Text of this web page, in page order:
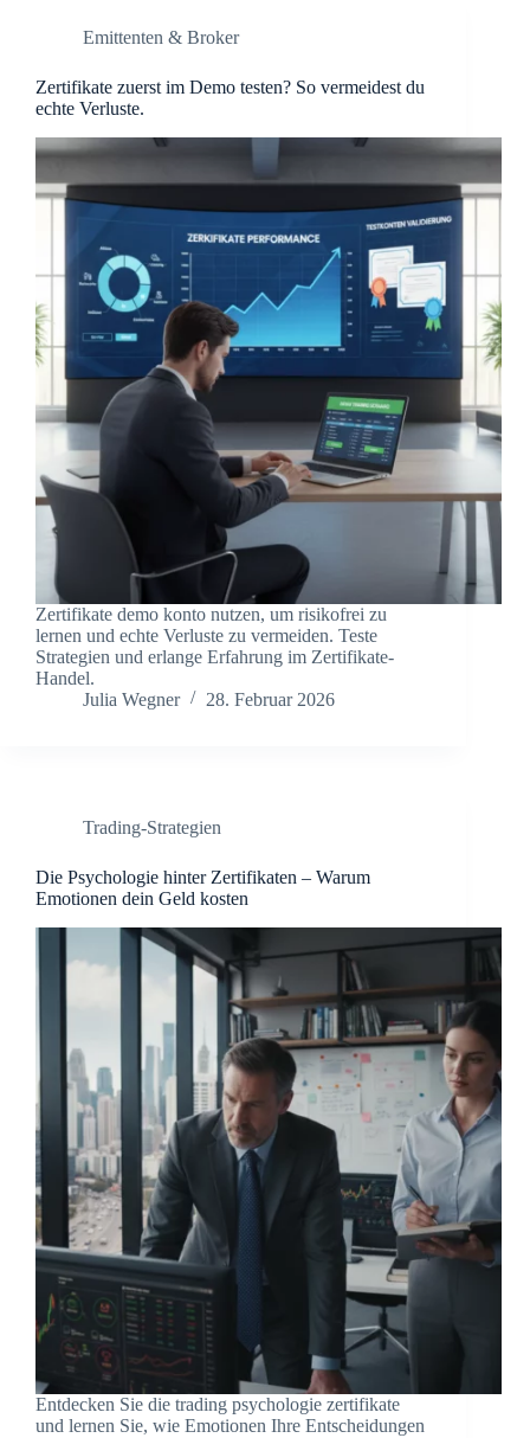
Emittenten & Broker
Zertifikate zuerst im Demo testen? So vermeidest du
echte Verluste.
Zertifikate demo konto nutzen, um risikofrei zu
lernen und echte Verluste zu vermeiden. Teste
Strategien und erlange Erfahrung im Zertifikate-
Handel.
Julia Wegner
28. Februar 2026
Trading-Strategien
Die Psychologie hinter Zertifikaten – Warum
Emotionen dein Geld kosten
Entdecken Sie die trading psychologie zertifikate
und lernen Sie, wie Emotionen Ihre Entscheidungen